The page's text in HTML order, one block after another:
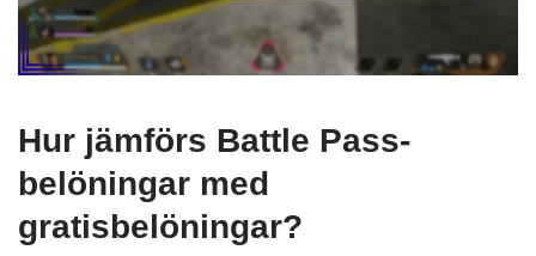
Hur jämförs Battle Pass-
belöningar med
gratisbelöningar?